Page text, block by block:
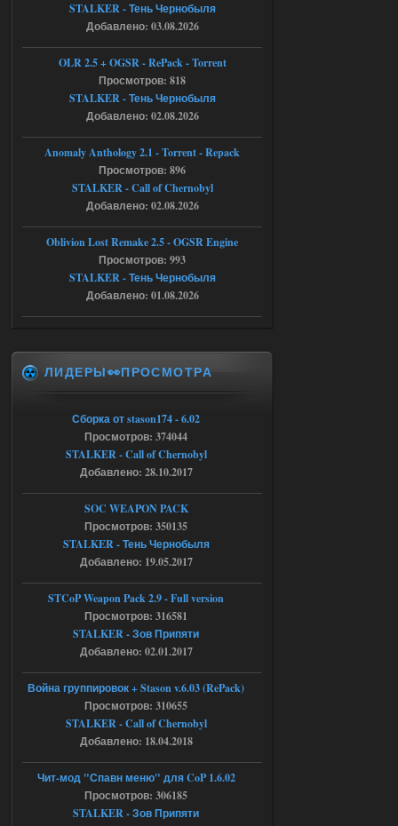
Ответить ➤
05.08.2026
Тайна Зоны - Remaster 2026
Stalker-Mods-Clan-su
Доступно только для пользователей
Ответить ➤
05.08.2026
Тайна Зоны - Remaster 2026
патч я установил после
установки мода, да, ладно,
наверное вы правы придется ожидать
Stalker-Mods-Clan-su
Ответить ➤
05.08.2026
AndreySA
[05.08.26
20:23:10.934] [17468]
FATAL ERROR
[error]Expression : FATAL ERROR
[error]Function :
CScriptEngine::lua_pcall_failed
[error]File : D:\a\OGSR-
Engine\OGSR-
Engine\ogsr_engine\COMMON_AI\scrip
[error]Line : 75
[error]Description :
[CScriptEngine::lua_pcall_failed]: ... -
chernobyl\gamedata\scripts\xr_camper.sc
ript:510: attempt to index local 'manager'
(a nil value)
Вылет после захода в Припять.
05.08.2026
Скованные одной цепью
STALKER - Тень Чернобыля
Добавлено: 03.08.2026
OLR 2.5 + OGSR - RePack - Torrent
Просмотров: 818
STALKER - Тень Чернобыля
Добавлено: 02.08.2026
Anomaly Anthology 2.1 - Torrent - Repack
Просмотров: 896
STALKER - Call of Chernobyl
Добавлено: 02.08.2026
Oblivion Lost Remake 2.5 - OGSR Engine
Просмотров: 993
STALKER - Тень Чернобыля
Добавлено: 01.08.2026
ЛИДЕРЫ👀ПРОСМОТРА
Сборка от stason174 - 6.02
Просмотров: 374044
STALKER - Call of Chernobyl
Добавлено: 28.10.2017
SOC WEAPON PACK
Просмотров: 350135
STALKER - Тень Чернобыля
Добавлено: 19.05.2017
STCoP Weapon Pack 2.9 - Full version
Просмотров: 316581
STALKER - Зов Припяти
Добавлено: 02.01.2017
Война группировок + Stason v.6.03 (RePack)
Просмотров: 310655
STALKER - Call of Chernobyl
Добавлено: 18.04.2018
Чит-мод "Спавн меню" для CoP 1.6.02
Просмотров: 306185
STALKER - Зов Припяти